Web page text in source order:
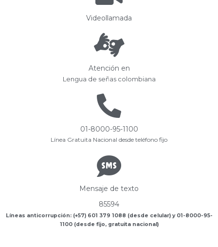
Videollamada
Atención en
Lengua de señas colombiana
01-8000-95-1100
Línea Gratuita Nacional desde teléfono fijo
Mensaje de texto
85594
Líneas anticorrupción: (+57) 601 379 1088 (desde celular) y 01-8000-95-
1100 (desde fijo, gratuita nacional)